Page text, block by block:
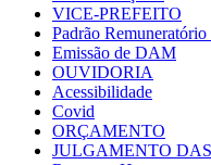
VICE-PREFEITO
Padrão Remuneratório
Emissão de DAM
OUVIDORIA
Acessibilidade
Covid
ORÇAMENTO
JULGAMENTO